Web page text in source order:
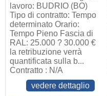
lavoro: BUDRIO (BO)
Tipo di contratto: Tempo
determinato Orario:
Tempo Pieno Fascia di
RAL: 25.000 ? 30.000 €
la retribuzione verrà
quantificata sulla b...
Contratto : N/A
vedere dettaglio